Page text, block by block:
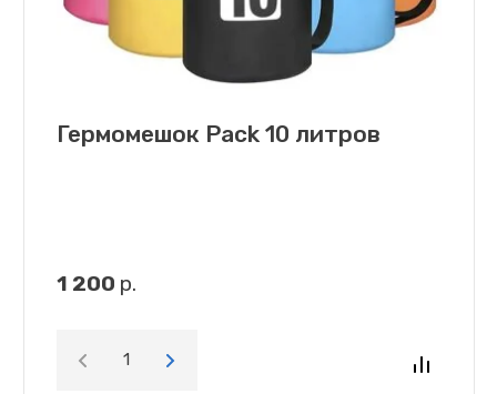
Гермомешок Pack 10 литров
1 200 р.